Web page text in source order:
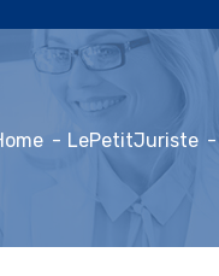
LePetitJuriste